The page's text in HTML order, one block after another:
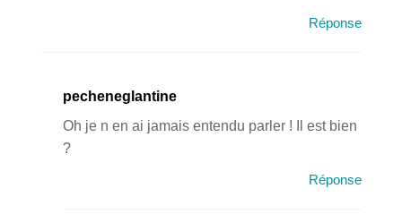
Réponse
pecheneglantine
Oh je n en ai jamais entendu parler ! Il est bien
?
Réponse